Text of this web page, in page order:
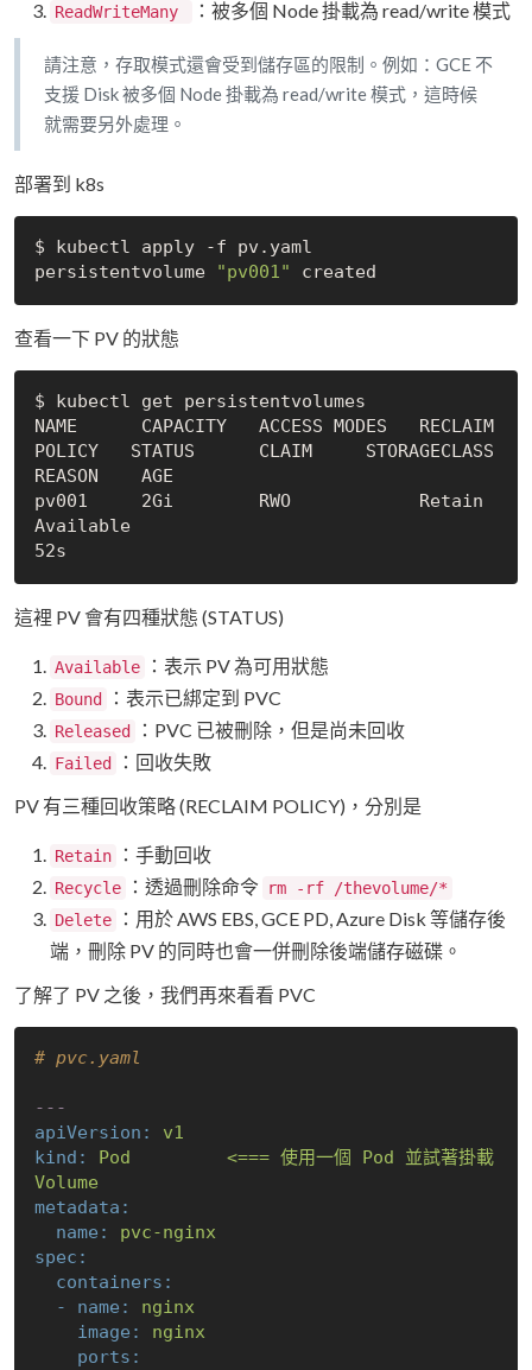
ReadWriteMany ：被多個 Node 掛載為 read/write 模式
請注意，存取模式還會受到儲存區的限制。例如：GCE 不
支援 Disk 被多個 Node 掛載為 read/write 模式，這時候
就需要另外處理。
部署到 k8s
$ kubectl apply -f pv.yaml
persistentvolume
"pv001"
查看一下 PV 的狀態
$ kubectl get persistentvolumes
NAME      CAPACITY   ACCESS MODES   RECLAIM
POLICY   STATUS      CLAIM     STORAGECLASS
REASON    AGE
pv001     2Gi        RWO            Retain
Available
這裡 PV 會有四種狀態 (STATUS)
Available ：表示 PV 為可用狀態
Bound ：表示已綁定到 PVC
Released ：PVC 已被刪除，但是尚未回收
Failed
：回收失敗
PV 有三種回收策略 (RECLAIM POLICY)，分別是
Retain ：手動回收
Recycle ：透過刪除命令
rm -rf /thevolume/*
Delete
：用於 AWS EBS, GCE PD, Azure Disk 等儲存後
端，刪除 PV 的同時也會一併刪除後端儲存磁碟。
了解了 PV 之後，我們再來看看 PVC
# pvc.yaml
---
apiVersion:
v1
kind:
Pod <=== 使用一個 Pod
並試著掛載
Volume
metadata:
name:
pvc-nginx
spec:
containers:
-
name:
nginx
image:
nginx
ports: